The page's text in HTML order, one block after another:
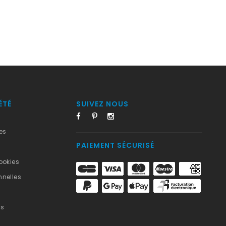
SUIVEZ NOUS
PAIEMENT SÉCURISÉ